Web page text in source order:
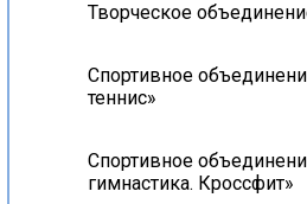
Творческое
Спортивное
теннис»
Спортивное
гимнастика. Кроссфит»